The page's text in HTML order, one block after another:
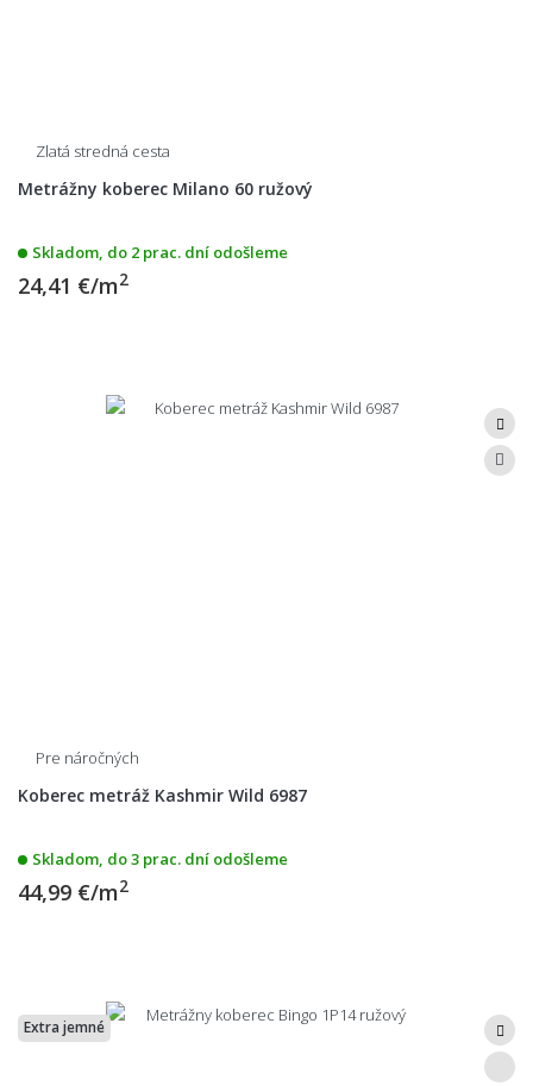
Zlatá stredná cesta
Metrážny koberec Milano 60 ružový
Skladom, do 2 prac. dní odošleme
24,41 €/m2
Pre náročných
Koberec metráž Kashmir Wild 6987
Skladom, do 3 prac. dní odošleme
44,99 €/m2
Extra jemné